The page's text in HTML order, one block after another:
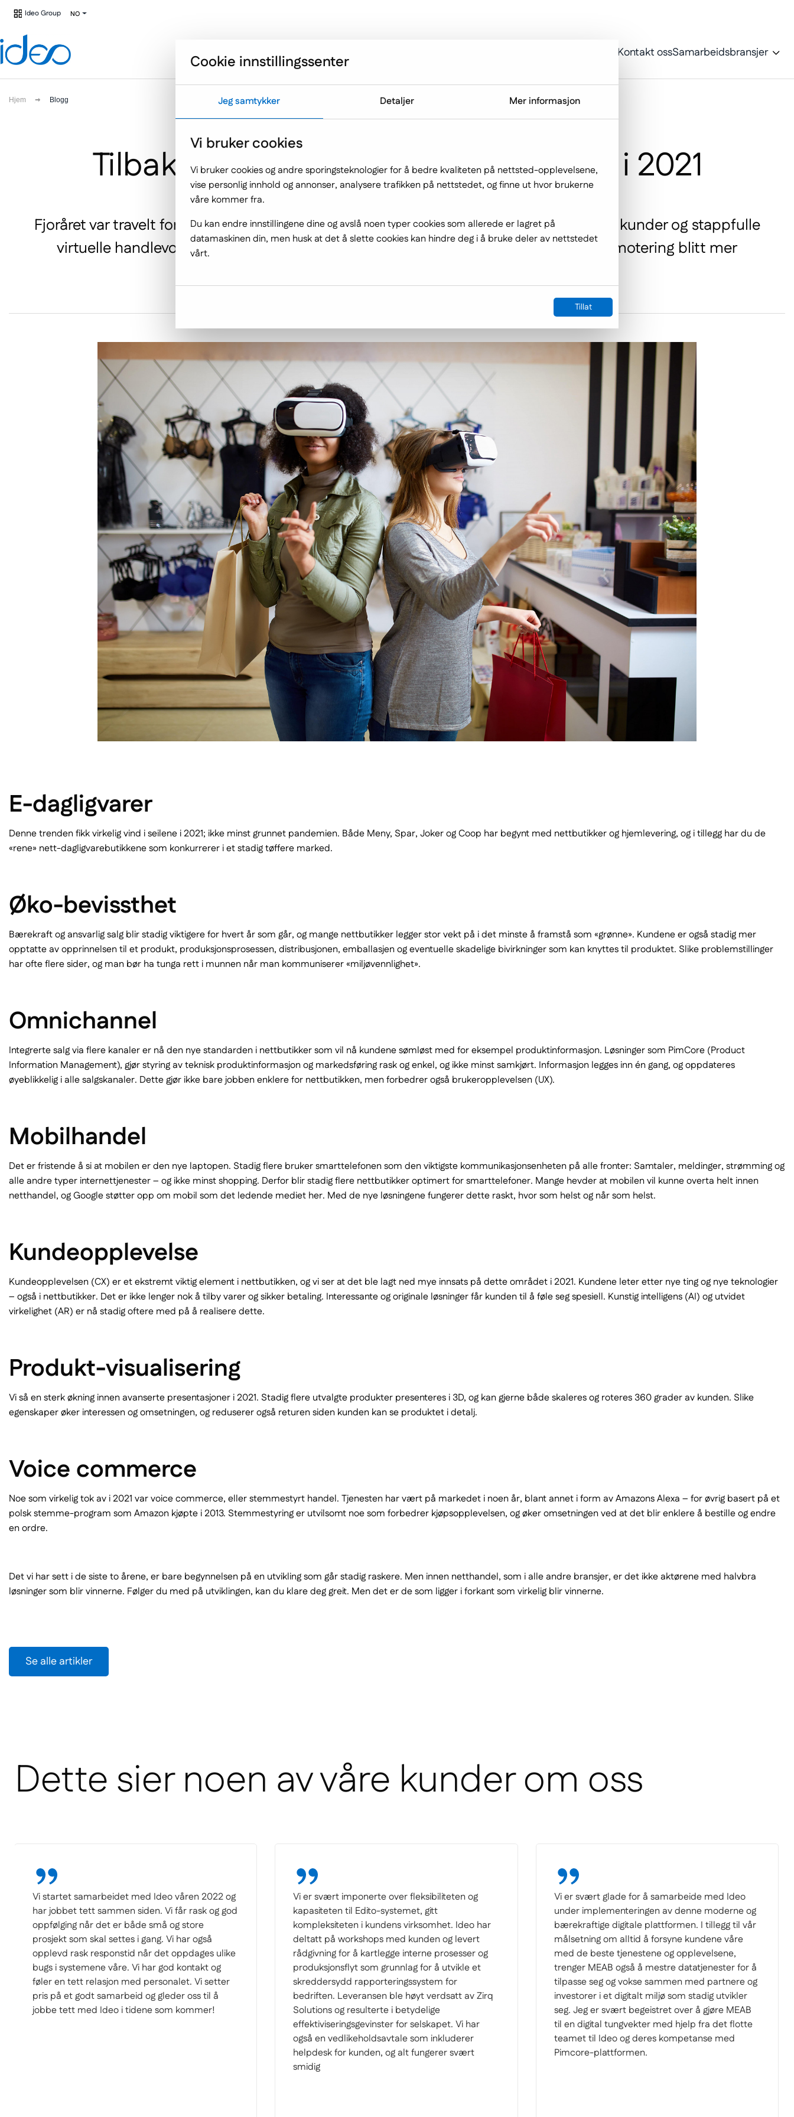
Gå til hovedmenyen
Hopp til innholdet
Ideo Group (Link
strony)
NO
Kontakt ossSamarbeidsbransjer
Hjem Blogg
Tilbakeblikk: Trender innen e-handel i 2021
Fjoråret var travelt for mange nettbutikker. Pandemien og nye teknologier førte til flere kunder og stappfulle
virtuelle handlevogner. Samtidig har både frakt, bestillingsmetoder og produktpromotering blitt mer
E-dagligvarer
Denne trenden fikk virkelig vind i seilene i 2021; ikke minst grunnet pandemien. Både Meny, Spar, Joker og Coop har begynt med nettbutikker og hjemlevering, og i tillegg har du de
«rene» nett-dagligvarebutikkene som konkurrerer i et stadig tøffere marked.
Øko-bevissthet
Bærekraft og ansvarlig salg blir stadig viktigere for hvert år som går, og mange nettbutikker legger stor vekt på i det minste å framstå som «grønne». Kundene er også stadig mer
opptatte av opprinnelsen til et produkt, produksjonsprosessen, distribusjonen, emballasjen og eventuelle skadelige bivirkninger som kan knyttes til produktet. Slike problemstillinger
har ofte flere sider, og man bør ha tunga rett i munnen når man kommuniserer «miljøvennlighet».
Omnichannel
Integrerte salg via flere kanaler er nå den nye standarden i nettbutikker som vil nå kundene sømløst med for eksempel produktinformasjon. Løsninger som PimCore (Product
Information Management), gjør styring av teknisk produktinformasjon og markedsføring rask og enkel, og ikke minst samkjørt. Informasjon legges inn én gang, og oppdateres
øyeblikkelig i alle salgskanaler. Dette gjør ikke bare jobben enklere for nettbutikken, men forbedrer også brukeropplevelsen (UX).
Mobilhandel
Det er fristende å si at mobilen er den nye laptopen. Stadig flere bruker smarttelefonen som den viktigste kommunikasjonsenheten på alle fronter: Samtaler, meldinger, strømming og
alle andre typer internettjenester – og ikke minst shopping. Derfor blir stadig flere nettbutikker optimert for smarttelefoner. Mange hevder at mobilen vil kunne overta helt innen
netthandel, og Google støtter opp om mobil som det ledende mediet her. Med de nye løsningene fungerer dette raskt, hvor som helst og når som helst.
Kundeopplevelse
Kundeopplevelsen (CX) er et ekstremt viktig element i nettbutikken, og vi ser at det ble lagt ned mye innsats på dette området i 2021. Kundene leter etter nye ting og nye teknologier
– også i nettbutikker. Det er ikke lenger nok å tilby varer og sikker betaling. Interessante og originale løsninger får kunden til å føle seg spesiell. Kunstig intelligens (AI) og utvidet
virkelighet (AR) er nå stadig oftere med på å realisere dette.
Produkt-visualisering
Vi så en sterk økning innen avanserte presentasjoner i 2021. Stadig flere utvalgte produkter presenteres i 3D, og kan gjerne både skaleres og roteres 360 grader av kunden. Slike
egenskaper øker interessen og omsetningen, og reduserer også returen siden kunden kan se produktet i detalj.
Voice commerce
Noe som virkelig tok av i 2021 var voice commerce, eller stemmestyrt handel. Tjenesten har vært på markedet i noen år, blant annet i form av Amazons Alexa – for øvrig basert på et
polsk stemme-program som Amazon kjøpte i 2013. Stemmestyring er utvilsomt noe som forbedrer kjøpsopplevelsen, og øker omsetningen ved at det blir enklere å bestille og endre
en ordre.
Det vi har sett i de siste to årene, er bare begynnelsen på en utvikling som går stadig raskere. Men innen netthandel, som i alle andre bransjer, er det ikke aktørene med halvbra
løsninger som blir vinnerne. Følger du med på utviklingen, kan du klare deg greit. Men det er de som ligger i forkant som virkelig blir vinnerne.
Se alle artikler
Dette sier noen av våre kunder om oss
Vi er svært imponerte over fleksibiliteten og
kapasiteten til Edito-systemet, gitt
kompleksiteten i kundens virksomhet. Ideo har
deltatt på workshops med kunden og levert
rådgivning for å kartlegge interne prosesser og
produksjonsflyt som grunnlag for å utvikle et
skreddersydd rapporteringssystem for
bedriften. Leveransen ble høyt verdsatt av Zirq
Solutions og resulterte i betydelige
Vi er svært glade for å samarbeide med Ideo
under implementeringen av denne moderne og
bærekraftige digitale plattformen. I tillegg til vår
målsetning om alltid å forsyne kundene våre
med de beste tjenestene og opplevelsene,
trenger MEAB også å mestre datatjenester for å
tilpasse seg og vokse sammen med partnere og
investorer i et digitalt miljø som stadig utvikler
seg. Jeg er svært begeistret over å gjøre MEAB
til en digital tungvekter med hjelp fra det flotte
teamet til Ideo og deres kompetanse med
Pimcore-plattformen.
Med sin raske reaksjonstid og skreddersydde
team-lease pakken har Ideo Solutions AS blitt
en nøkkelpartner innen internasjonale
prosjekter, og hjulpet BDO å oppnå ambisiøse
mål. Ideos team har vist god evne til å tilpasse
seg våre arbeidsmetoder og integrere seg
sømløst i vår organisasjon og våre prosjekter.
Cookie innstillingssenter
Jeg samtykker Detaljer Mer informasjon
Vi bruker cookies
Vi bruker cookies og andre sporingsteknologier for å bedre kvaliteten på nettsted-opplevelsene,
vise personlig innhold og annonser, analysere trafikken på nettstedet, og finne ut hvor brukerne
våre kommer fra.
Du kan endre innstillingene dine og avslå noen typer cookies som allerede er lagret på
datamaskinen din, men husk at det å slette cookies kan hindre deg i å bruke deler av nettstedet
vårt.
Tillat